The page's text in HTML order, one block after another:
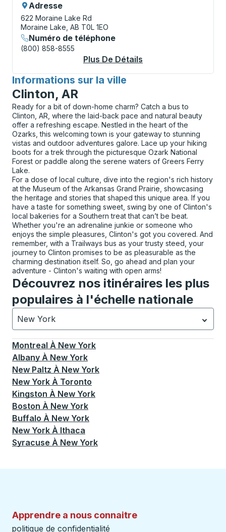
Adresse
622 Moraine Lake Rd
Moraine Lake, AB T0L 1EO
Numéro de téléphone
(800) 858-8555
Plus De Détails
Informations sur la ville
pour
Clinton, AR
Ready for a bit of down-home charm? Catch a bus to
Clinton, AR, where the laid-back pace and natural beauty
offer a refreshing escape. Nestled in the heart of the
Ozarks, this welcoming town is your gateway to stunning
vistas and outdoor adventures galore. Lace up your hiking
boots for a trek through the picturesque Ozark National
Forest or paddle along the serene waters of Greers Ferry
Lake.
For a dose of local culture, dive into the region's rich history
at the Museum of the Arkansas Grand Prairie, showcasing
the heritage and stories that shaped this unique area. If you
have a taste for something sweet, swing by one of Clinton's
local bakeries for a Southern treat that can’t be beat.
Whether you're an adrenaline junkie or someone who
enjoys the simple pleasures, Clinton's got you covered. And
remember, with a Trailways bus as your trusty steed, your
journey to Clinton promises to be as pleasurable as the
charming destination itself. So, go ahead and plan your
adventure - Clinton's waiting with open arms!
Découvrez nos itinéraires les plus
populaires à l'échelle nationale
New York
Actuellement sélectionné: New York.La sélection est
Montreal À New York
Albany À New York
New Paltz À New York
New York À Toronto
Kingston À New York
Boston À New York
Buffalo À New York
New York À Ithaca
Syracuse À New York
Apprendre a nous connaitre
politique de confidentialité